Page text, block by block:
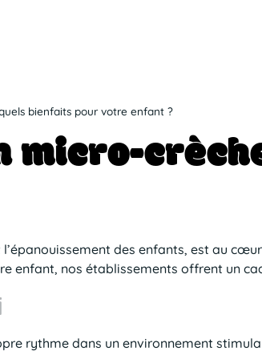
bienfaits pour votre enfant ?
micro-crèch
des enfants, est au
enfant, nos établissements offrent un
rythme dans un environnement